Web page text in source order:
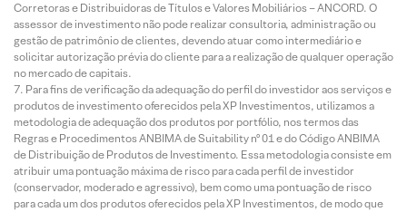
Corretoras e Distribuidoras de Títulos e Valores Mobiliários – ANCORD. O
assessor de investimento não pode realizar consultoria, administração ou
gestão de patrimônio de clientes, devendo atuar como intermediário e
solicitar autorização prévia do cliente para a realização de qualquer operação
no mercado de capitais.
Para fins de verificação da adequação do perfil do investidor aos serviços e
produtos de investimento oferecidos pela XP Investimentos, utilizamos a
metodologia de adequação dos produtos por portfólio, nos termos das
Regras e Procedimentos ANBIMA de Suitability nº 01 e do Código ANBIMA
de Distribuição de Produtos de Investimento. Essa metodologia consiste em
atribuir uma pontuação máxima de risco para cada perfil de investidor
(conservador, moderado e agressivo), bem como uma pontuação de risco
para cada um dos produtos oferecidos pela XP Investimentos, de modo que